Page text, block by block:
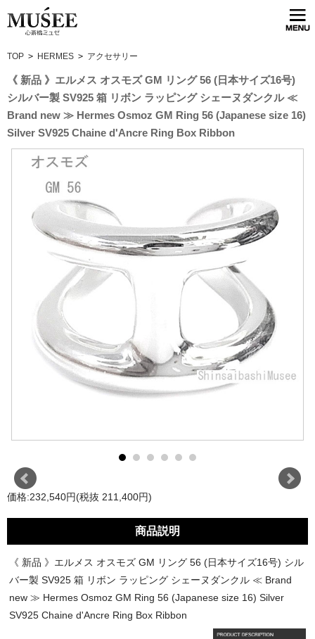
TOP > HERMES > アクセサリー
《 新品 》エルメス オスモズ GM リング 56 (日本サイズ16号)
シルバー製 SV925 箱 リボン ラッピング シェーヌダンクル ≪
Brand new ≫ Hermes Osmoz GM Ring 56 (Japanese size 16)
Silver SV925 Chaine d'Ancre Ring Box Ribbon
価格:232,540円(税抜 211,400円)
商品説明
《 新品 》エルメス オスモズ GM リング 56 (日本サイズ16号) シル
バー製 SV925 箱 リボン ラッピング シェーヌダンクル ≪ Brand
new ≫ Hermes Osmoz GM Ring 56 (Japanese size 16) Silver
SV925 Chaine d'Ancre Ring Box Ribbon